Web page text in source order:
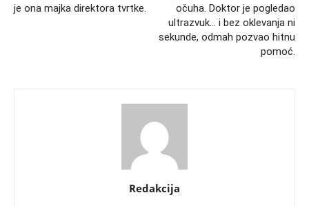
je ona majka direktora tvrtke.
očuha. Doktor je pogledao
ultrazvuk… i bez oklevanja ni
sekunde, odmah pozvao hitnu
pomoć.
Redakcija